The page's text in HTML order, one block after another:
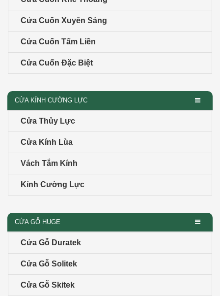
Cửa Cuốn Xuyên Sáng
Cửa Cuốn Tấm Liền
Cửa Cuốn Đặc Biệt
CỬA KÍNH CƯỜNG LỰC
Cửa Thủy Lực
Cửa Kính Lùa
Vách Tắm Kính
Kính Cường Lực
CỬA GỖ HUGE
Cửa Gỗ Duratek
Cửa Gỗ Solitek
Cửa Gỗ Skitek